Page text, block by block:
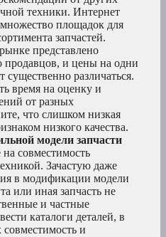
техники. Интернет
множество площадок для
запчастей.
представлено
продавцов, и цены на одни
существенно различаться.
время на оценку и
от разных
что слишком низкая
низкого качества.
модели запчасти
совместимость
Зачастую даже
в модификации модели
или иная запчасть не
и частные
каталоги деталей, в
и